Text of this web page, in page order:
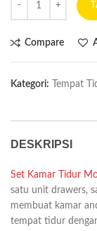
Compare
Kategori: Tempat
DESKRIPSI
Set Kamar Tidur
satu unit drawers,
membuat kamar
tempat tidur